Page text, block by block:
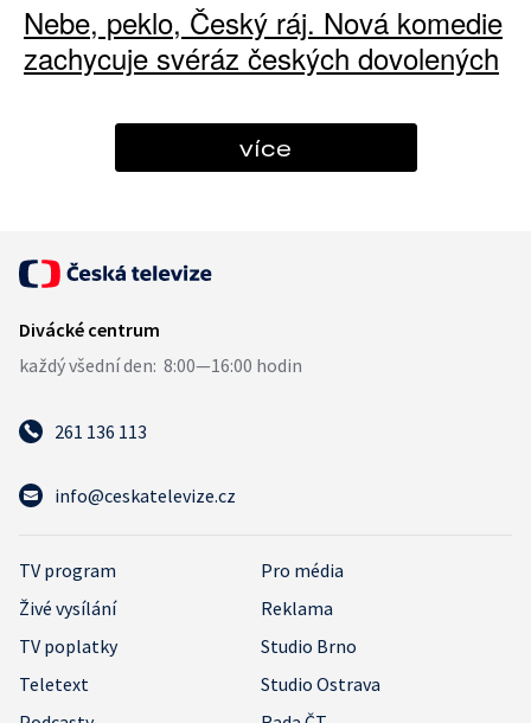
Nebe, peklo, Český ráj. Nová komedie
zachycuje svéráz českých dovolených
více
261 136 113
info@ceskatelevize.cz
TV program
Pro média
Živé vysílání
Reklama
TV poplatky
Studio Brno
Teletext
Studio Ostrava